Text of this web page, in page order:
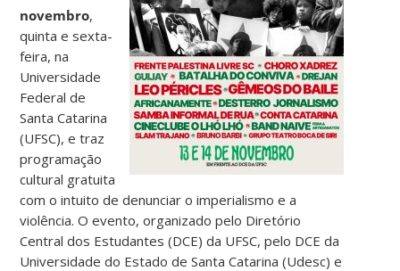
novembro,
quinta e sexta-
feira, na
Universidade
Federal de
Santa Catarina
(UFSC), e traz
programação
cultural gratuita
com o intuito de denunciar o imperialismo e a
violência. O evento, organizado pelo Diretório
Central dos Estudantes (DCE) da UFSC, pelo DCE da
Universidade do Estado de Santa Catarina (Udesc) e